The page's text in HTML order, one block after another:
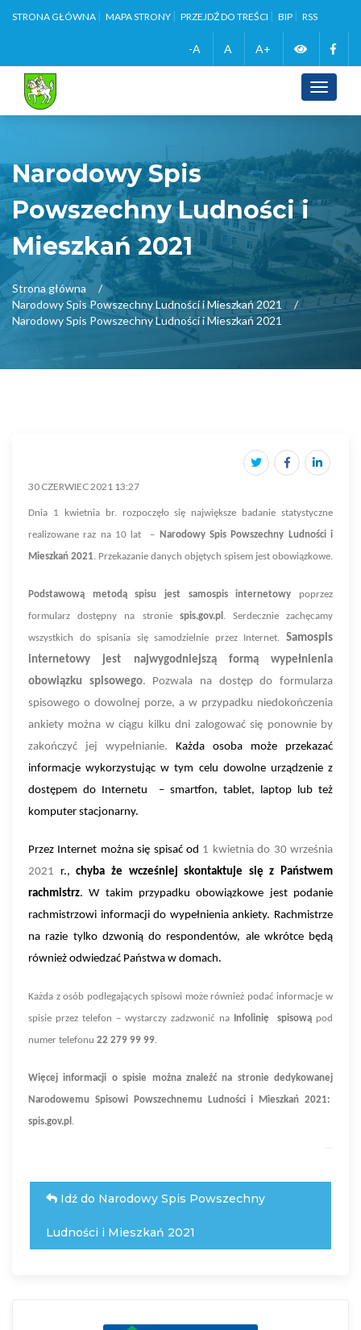
STRONA GŁÓWNA MAPA STRONY PRZEJDŹ DO TREŚCI BIP RSS
-A A A+ Zmień
wersję
Toggle
Narodowy Spis
Powszechny Ludności i
Mieszkań 2021
Strona główna
Narodowy Spis Powszechny Ludności i Mieszkań 2021
Narodowy Spis Powszechny Ludności i Mieszkań 2021
30 CZERWIEC 2021 13:27
Dnia 1 kwietnia br. rozpoczęło się największe badanie statystyczne
realizowane raz na 10 lat – Narodowy Spis Powszechny Ludności i
Mieszkań 2021. Przekazanie danych objętych spisem jest obowiązkowe.
Podstawową metodą spisu jest samospis internetowy poprzez
formularz dostępny na stronie spis.gov.pl . Serdecznie zachęcamy
wszystkich do spisania się samodzielnie przez Internet.
Samospis
internetowy jest najwygodniejszą formą wypełnienia
obowiązku spisowego. Pozwala na dostęp do formularza
spisowego o dowolnej porze, a w przypadku niedokończenia
ankiety można w ciągu kilku dni zalogować się ponownie by
zakończyć jej wypełnianie. Każda osoba może przekazać
informacje wykorzystując w tym celu dowolne urządzenie z
dostępem do Internetu – smartfon, tablet, laptop lub też
komputer stacjonarny.
Przez Internet można się spisać od 1 kwietnia do 30 września
2021 r.,chyba że wcześniej skontaktuje się z Państwem
rachmistrz. W takim przypadku obowiązkowe jest podanie
rachmistrzowi informacji do wypełnienia ankiety. Rachmistrze
na razie tylko dzwonią do respondentów, ale wkrótce będą
również odwiedzać Państwa w domach.
Każda z osób podlegających spisowi może również podać informacje w
spisie przez telefon – wystarczy zadzwonić na Infolinię spisową pod
numer telefonu 22 279 99 99.
Więcej informacji o spisie można znaleźć na stronie dedykowanej
Narodowemu Spisowi Powszechnemu Ludności i Mieszkań 2021:
spis.gov.pl .
Idź do Narodowy Spis Powszechny
Ludności i Mieszkań 2021